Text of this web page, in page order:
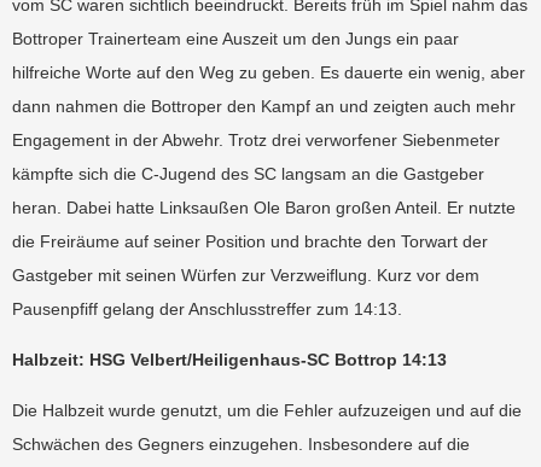
vom SC waren sichtlich beeindruckt. Bereits früh im Spiel nahm das
Bottroper Trainerteam eine Auszeit um den Jungs ein paar
hilfreiche Worte auf den Weg zu geben. Es dauerte ein wenig, aber
dann nahmen die Bottroper den Kampf an und zeigten auch mehr
Engagement in der Abwehr. Trotz drei verworfener Siebenmeter
kämpfte sich die C-Jugend des SC langsam an die Gastgeber
heran. Dabei hatte Linksaußen Ole Baron großen Anteil. Er nutzte
die Freiräume auf seiner Position und brachte den Torwart der
Gastgeber mit seinen Würfen zur Verzweiflung. Kurz vor dem
Pausenpfiff gelang der Anschlusstreffer zum 14:13.
Halbzeit: HSG Velbert/Heiligenhaus-SC Bottrop 14:13
Die Halbzeit wurde genutzt, um die Fehler aufzuzeigen und auf die
Schwächen des Gegners einzugehen. Insbesondere auf die